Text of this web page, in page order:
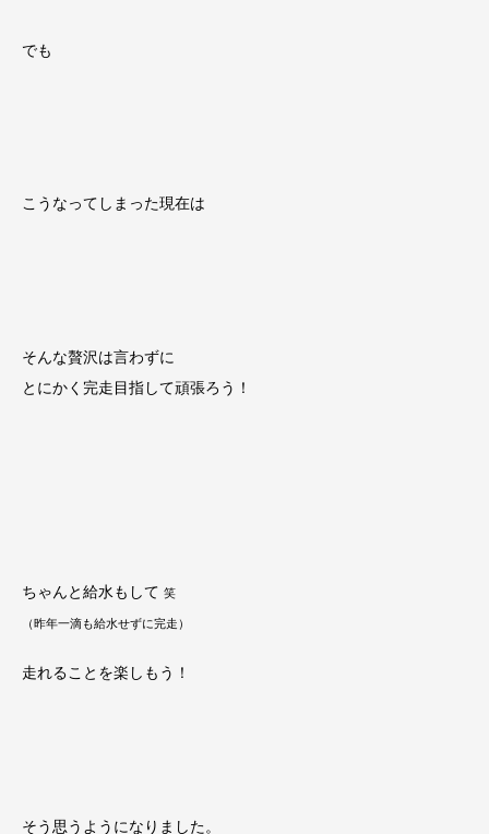
でも
こうなってしまった現在は
そんな贅沢は言わずに
とにかく完走目指して頑張ろう！
ちゃんと給水もして 笑
（昨年一滴も給水せずに完走）
走れることを楽しもう！
そう思うようになりました。